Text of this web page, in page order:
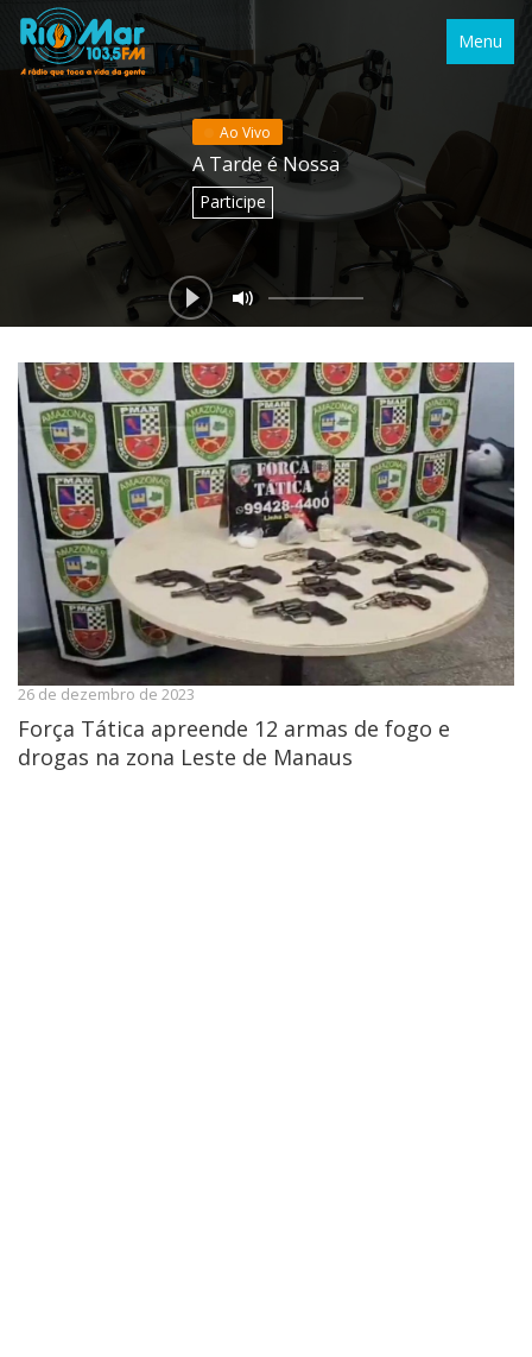
Menu
Ao Vivo
A Tarde é Nossa
Participe
26 de dezembro de 2023
Força Tática apreende 12 armas de fogo e
drogas na zona Leste de Manaus